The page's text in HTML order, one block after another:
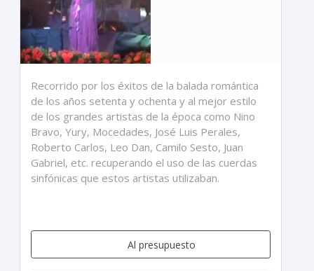
Recorrido por los éxitos de la balada romántica
de los años setenta y ochenta y al mejor estilo
de los grandes artistas de la época como Nino
Bravo, Yury, Mocedades, José Luis Perales,
Roberto Carlos, Leo Dan, Camilo Sesto, Juan
Gabriel, etc. recuperando el uso de las cuerdas
sinfónicas que estos artistas utilizaban.
Al presupuesto